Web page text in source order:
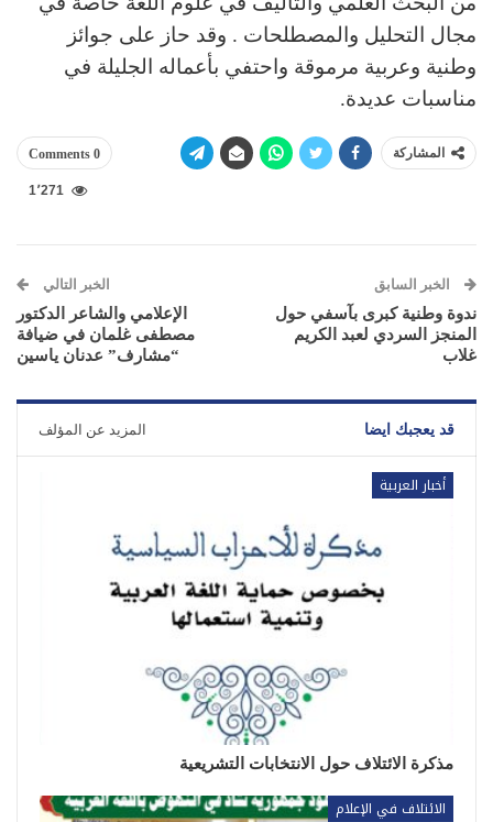
مجال التحليل والمصطلحات . وقد حاز على جوائز
وطنية وعربية مرموقة واحتفي بأعماله الجليلة في
مناسبات عديدة.
المشاركة 0 Comments
1٬271
الخبر السابق
ندوة وطنية كبرى بآسفي حول
المنجز السردي لعبد الكريم
غلاب
الخبر التالي
الإعلامي والشاعر الدكتور
مصطفى غلمان في ضيافة
“مشارف” عدنان ياسين
قد يعجبك ايضا المزيد عن المؤلف
أخبار العربية
مذكرة الائتلاف حول الانتخابات التشريعية
الائتلاف في الإعلام